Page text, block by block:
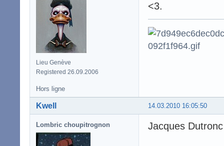
Lieu Genève
Registered 26.09.2006
<3.
Hors ligne
14.03.2010 16:05:50
Kwell
Lombric choupitrognon Jacques